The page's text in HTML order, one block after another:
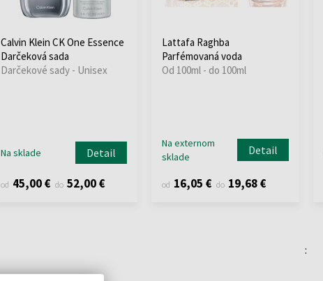
Calvin Klein CK One Essence
Darčeková sada
Darčekové sady - Unisex
Na sklade Detail
od 45,00 € do 52,00 €
Lattafa Raghba
Parfémovaná voda
Od 100ml - do 100ml
Na externom
sklade
Detail
od 16,05 € do 19,68 €
: